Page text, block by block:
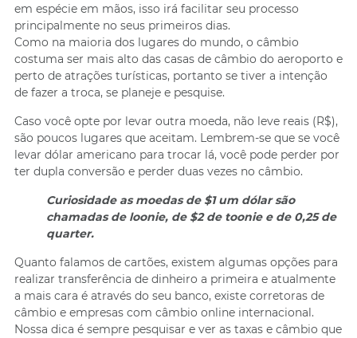
em espécie em mãos, isso irá facilitar seu processo
principalmente no seus primeiros dias.
Como na maioria dos lugares do mundo, o câmbio
costuma ser mais alto das casas de câmbio do aeroporto e
perto de atrações turísticas, portanto se tiver a intenção
de fazer a troca, se planeje e pesquise.
Caso você opte por levar outra moeda, não leve reais (R$),
são poucos lugares que aceitam. Lembrem-se que se você
levar dólar americano para trocar lá, você pode perder por
ter dupla conversão e perder duas vezes no câmbio.
Curiosidade as moedas de $1 um dólar são
chamadas de loonie, de $2 de toonie e de 0,25 de
quarter.
Quanto falamos de cartões, existem algumas opções para
realizar transferência de dinheiro a primeira e atualmente
a mais cara é através do seu banco, existe corretoras de
câmbio e empresas com câmbio online internacional.
Nossa dica é sempre pesquisar e ver as taxas e câmbio que